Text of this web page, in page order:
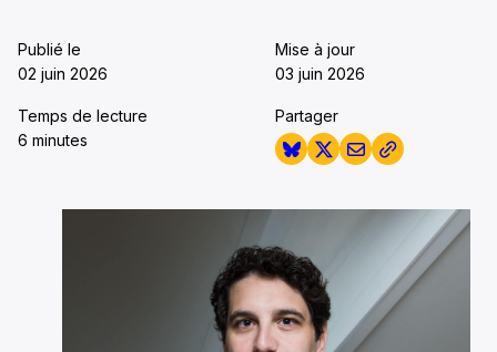
Publié le
02 juin 2026
Mise à jour
03 juin 2026
Temps de lecture
6 minutes
Partager